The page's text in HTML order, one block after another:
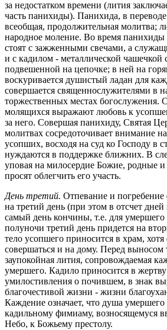
за недостатком времени (лития
часть панихиды). Панихида, в переводе
всеобщая, продолжительная молитва;
народное моление. Во время
стоят с зажженными свечами, а
и с кадилом - металлической чашечкой
подвешенной на цепочке; в ней на
воскуривается душистый ладан для
совершается священнослужителями в
торжественных местах богослужения.
молящихся выражают любовь к
за него. Совершая панихиду, Святая
молитвах сосредоточивает внимание
усопших, восходя на суд ко Господу в
нуждаются в поддержке ближних. В
уповая на милосердие Божие, родные
просят облегчить его участь.
День третий. Отпевание и
на третий день (при этом в отсчет дней
самый день кончины, т.е. для умершего
полуночи третий день придется на
тело усопшего приносится в храм,
совершаться и на дому. Перед выносом
заупокойная лития, сопровождаемая
умершего. Кадило приносится в
умилостивления о почившем, в знак
благочестивой жизни - жизни
Каждение означает, что душа
кадильному фимиаму, возносящемуся
Небо, к Божьему престолу.